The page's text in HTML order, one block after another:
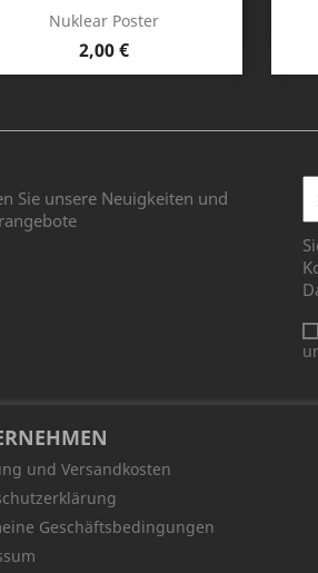
Nuklear Poster
Preis
2,00 €
Vorschau
Sie unsere Neuigkeiten und
und Versandkosten
Geschäftsbedingungen